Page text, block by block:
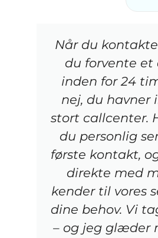
Når du
du forvente et
inden for 24
nej, du havner
stort callcenter.
du personlig
første kontakt,
direkte med
kender til vores
dine behov. Vi
– og jeg glæder